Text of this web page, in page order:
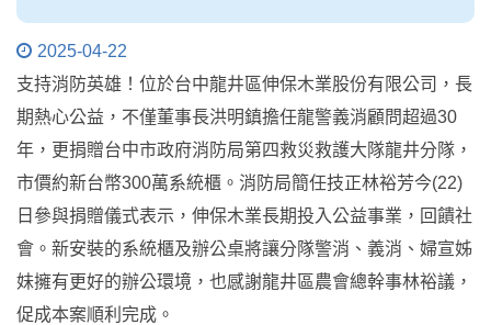
2025-04-22
支持消防英雄！位於台中龍井區伸保木業股份有限公司，長
期熱心公益，不僅董事長洪明鎮擔任龍警義消顧問超過30
年，更捐贈台中市政府消防局第四救災救護大隊龍井分隊，
市價約新台幣300萬系統櫃。消防局簡任技正林裕芳今(22)
日參與捐贈儀式表示，伸保木業長期投入公益事業，回饋社
會。新安裝的系統櫃及辦公桌將讓分隊警消、義消、婦宣姊
妹擁有更好的辦公環境，也感謝龍井區農會總幹事林裕議，
促成本案順利完成。